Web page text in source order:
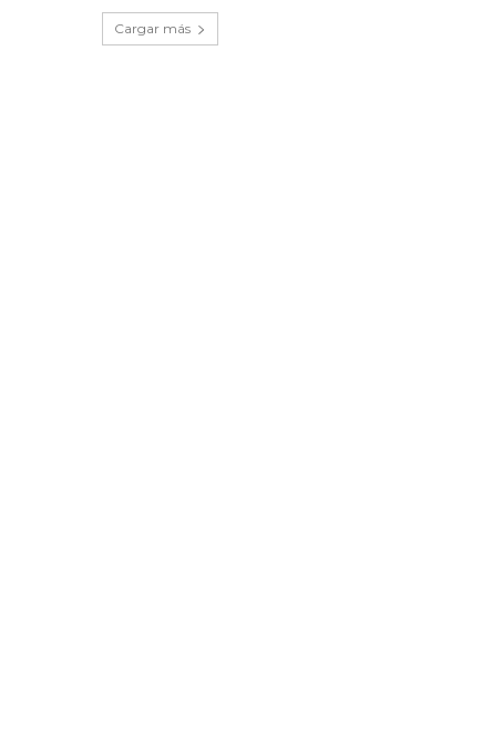
Cargar más